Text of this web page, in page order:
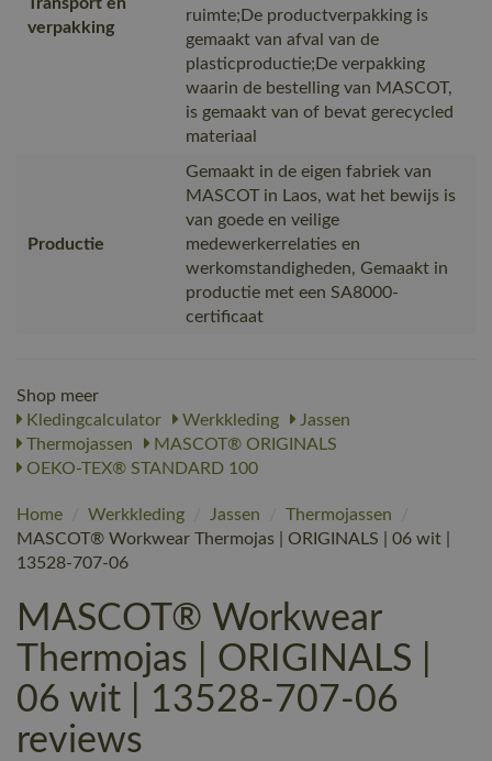
verpakking
ruimte;De productverpakking is
gemaakt van afval van de
plasticproductie;De verpakking
waarin de bestelling van MASCOT,
is gemaakt van of bevat gerecycled
materiaal
Productie
Gemaakt in de eigen fabriek van
MASCOT in Laos, wat het bewijs is
van goede en veilige
medewerkerrelaties en
werkomstandigheden, Gemaakt in
productie met een SA8000-
certificaat
Shop meer
Kledingcalculator
Werkkleding
Jassen
Thermojassen
MASCOT® ORIGINALS
OEKO-TEX® STANDARD 100
Home / Werkkleding / Jassen / Thermojassen
/
MASCOT® Workwear Thermojas | ORIGINALS | 06 wit |
13528-707-06
MASCOT® Workwear
Thermojas | ORIGINALS |
06 wit | 13528-707-06
reviews